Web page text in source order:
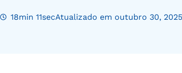
18min 11secAtualizado em outubro 30, 2025